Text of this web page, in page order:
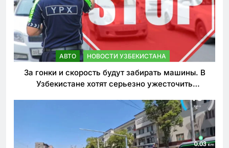
АВТО НОВОСТИ УЗБЕКИСТАНА
За гонки и скорость будут забирать машины. В
Узбекистане хотят серьезно ужесточить